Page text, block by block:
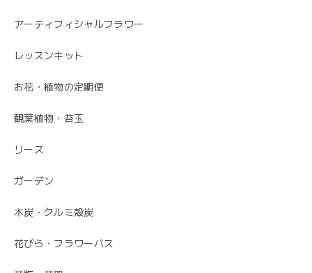
アーティフィシャルフラワー
レッスンキット
お花・植物の定期便
観葉植物・苔玉
リース
ガーデン
木炭・クルミ殻炭
花びら・フラワーバス